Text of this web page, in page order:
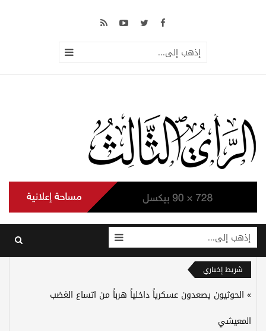
إذهب إلى...
إذهب إلى...
شريط إخباري
الحوثيون يصعدون عسكرياً داخلياً هرباً من اتساع الغضب
المعيشي